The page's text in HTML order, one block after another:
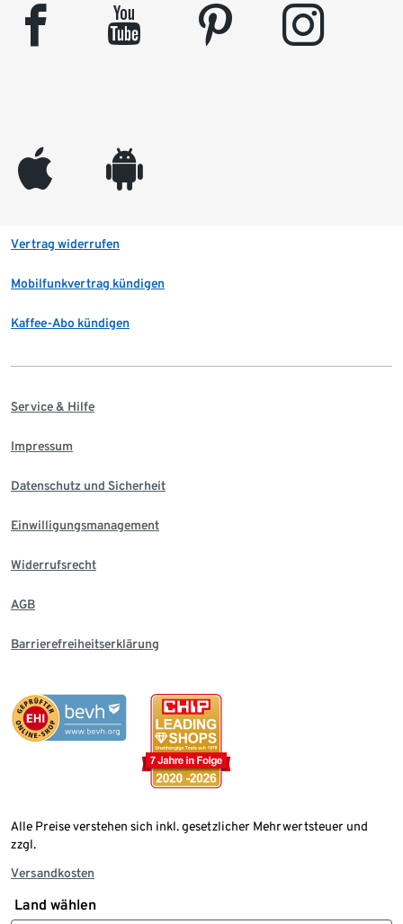
facebook youtube pinterest instagram
appleinc android
Vertrag widerrufen
Mobilfunkvertrag kündigen
Kaffee-Abo kündigen
Service & Hilfe
Impressum
Datenschutz und Sicherheit
Einwilligungsmanagement
Widerrufsrecht
AGB
Barrierefreiheitserklärung
Alle Preise verstehen sich inkl. gesetzlicher Mehrwertsteuer und
zzgl.
Versandkosten
Land wählen